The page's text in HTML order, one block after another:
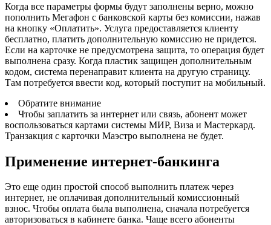
Когда все параметры формы будут заполнены верно, можно
пополнить Мегафон с банковской карты без комиссии, нажав
на кнопку «Оплатить». Услуга предоставляется клиенту
бесплатно, платить дополнительную комиссию не придется.
Если на карточке не предусмотрена защита, то операция будет
выполнена сразу. Когда пластик защищен дополнительным
кодом, система перенаправит клиента на другую страницу.
Там потребуется ввести код, который поступит на мобильный.
Обратите внимание
Чтобы заплатить за интернет или связь, абонент может
воспользоваться картами системы МИР, Виза и Мастеркард.
Транзакция с карточки Маэстро выполнена не будет.
Применение интернет-банкинга
Это еще один простой способ выполнить платеж через
интернет, не оплачивая дополнительный комиссионный
взнос. Чтобы оплата была выполнена, сначала потребуется
авторизоваться в кабинете банка. Чаще всего абоненты